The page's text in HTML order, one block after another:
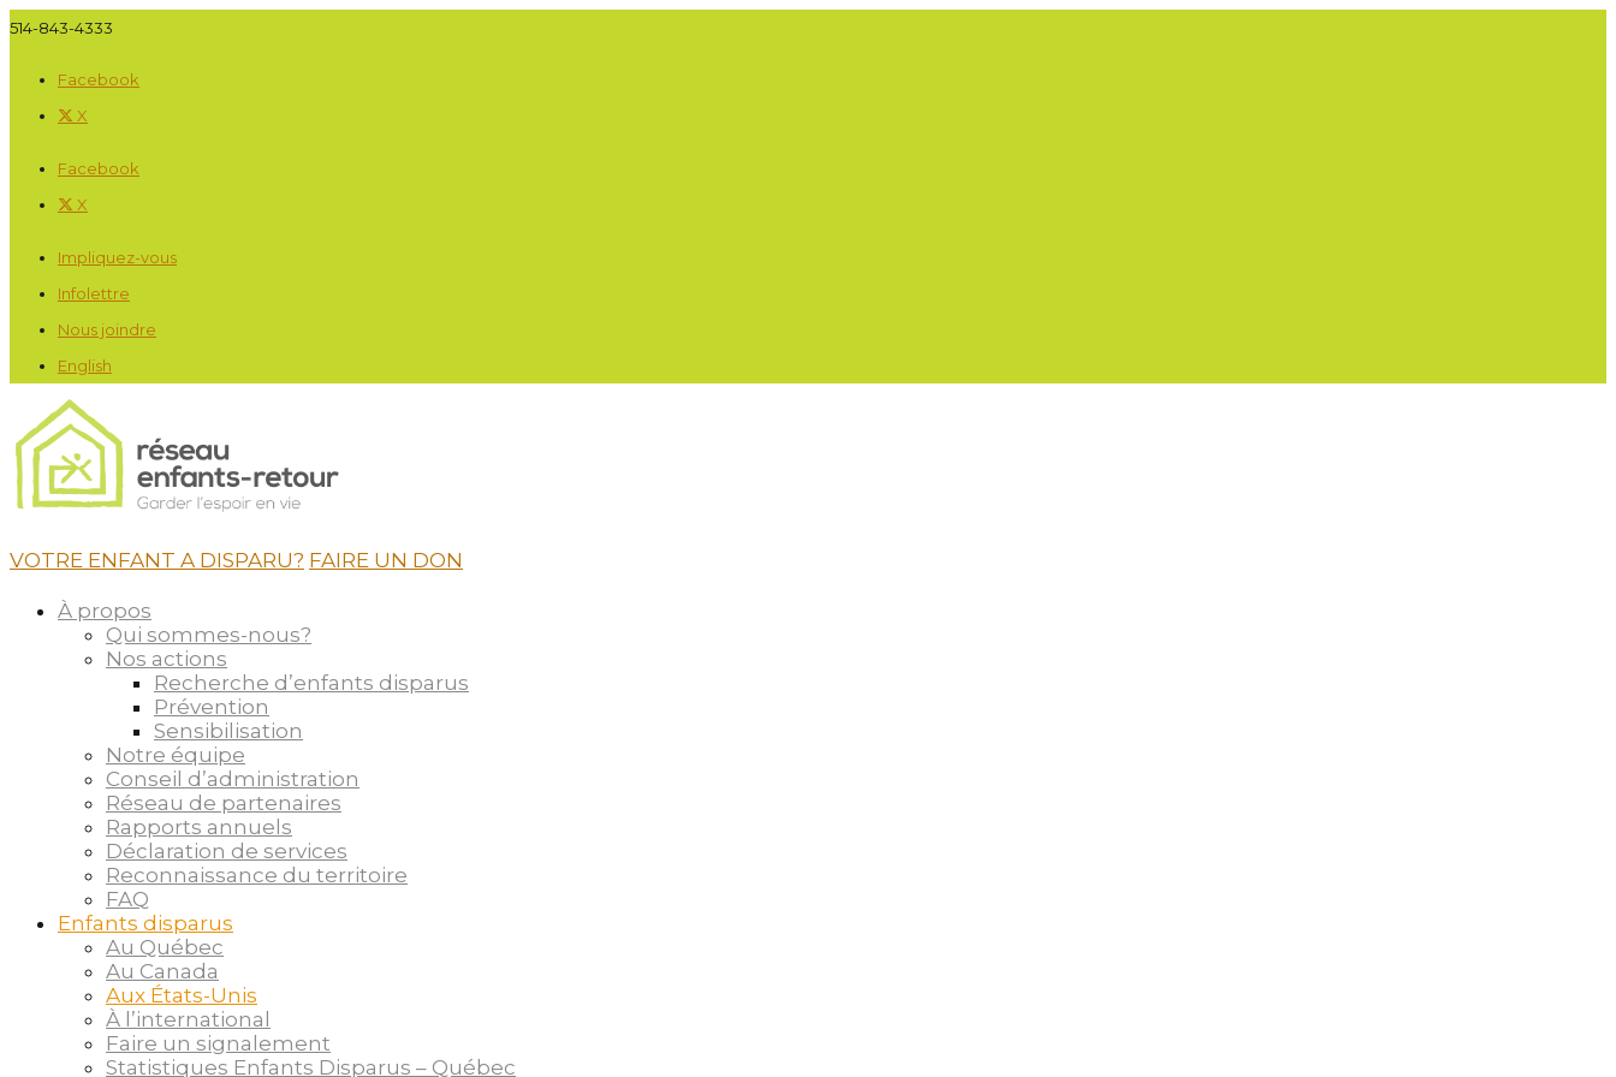
514-843-4333
Facebook
X
Facebook
X
Impliquez-vous
Infolettre
Nous joindre
English
VOTRE ENFANT A DISPARU? FAIRE UN DON
À propos
Qui sommes-nous?
Nos actions
Recherche d’enfants disparus
Prévention
Sensibilisation
Notre équipe
Conseil d’administration
Réseau de partenaires
Rapports annuels
Déclaration de services
Reconnaissance du territoire
FAQ
Enfants disparus
Au Québec
Au Canada
Aux États-Unis
À l’international
Faire un signalement
Statistiques Enfants Disparus – Québec